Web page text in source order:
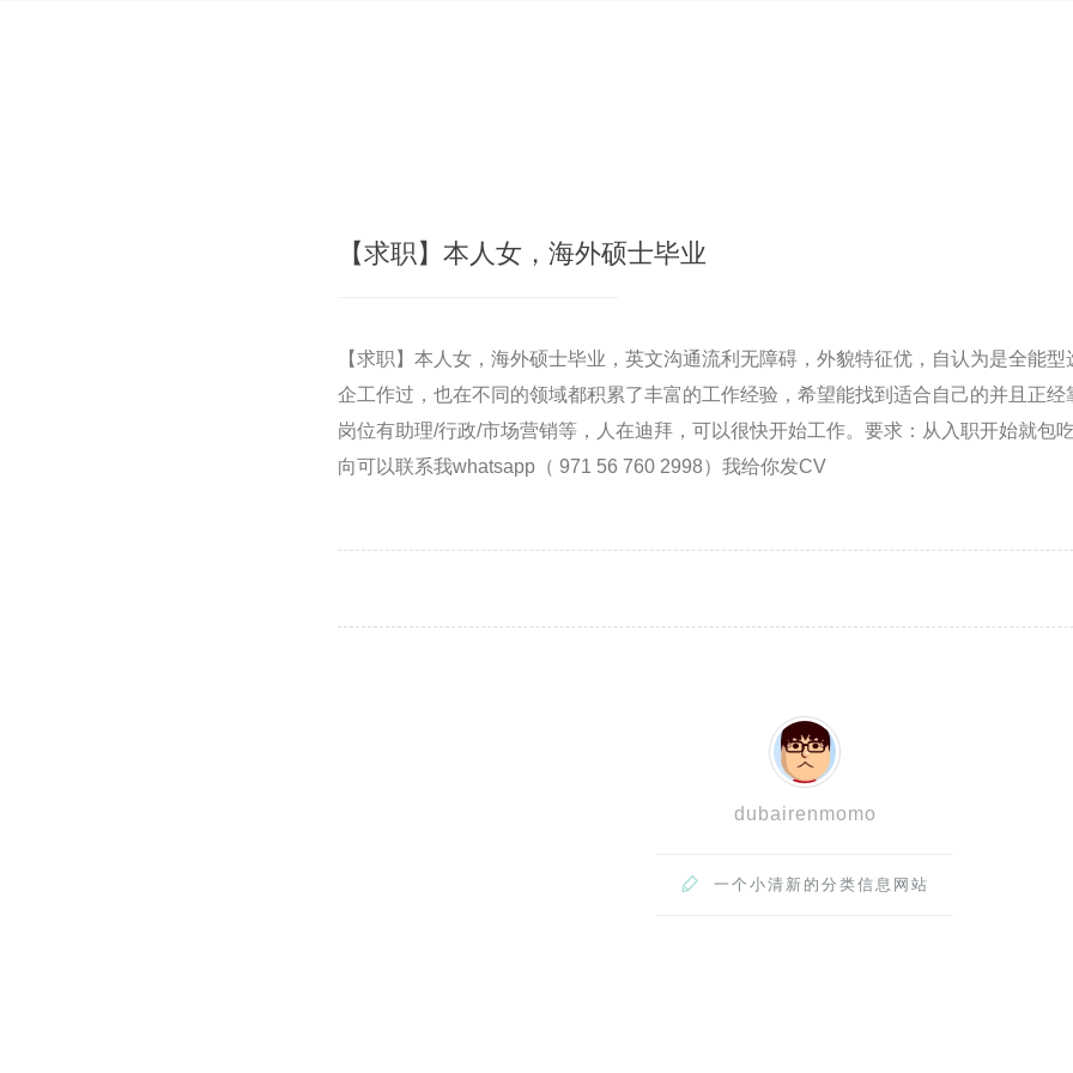
【求职】本人女，海外硕士毕业
【求职】本人女，海外硕士毕业，英文沟通流利无障碍，外貌特征优，自认为是全能
企工作过，也在不同的领域都积累了丰富的工作经验，希望能找到适合自己的并且正经
岗位有助理/行政/市场营销等，人在迪拜，可以很快开始工作。要求：从入职开始就包
向可以联系我whatsapp（ 971 56 760 2998）我给你发CV
dubairenmomo
 一个小清新的分类信息网站